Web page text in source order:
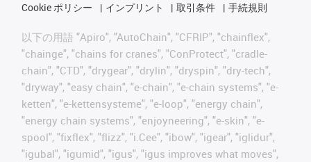
Cookie ポリシー
インプリント 取引条件 手続規則
以下の用語 "Apiro", "AutoChain", "CFRIP", "chainflex",
"chainge", "chains for cranes", "ConProtect", "cradle-
chain", "CTD", "drygear", "drylin", "dryspin", "dry-tech",
"dryway", "easy chain", "e-chain", "e-chain systems", "e-
ketten", "e-kettensysteme", "e-loop", "energy chain",
"energy chain systems", "enjoyneering", "e-skin", "e-
spool", "fixflex", "flizz", "i.Cee", "ibow", "igear", "iglidur",
"igubal", "igumid", "igus", "igus improves what moves",